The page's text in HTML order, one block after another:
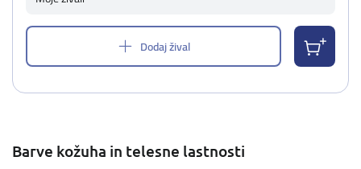
Dodaj žival
Barve kožuha in telesne lastnosti